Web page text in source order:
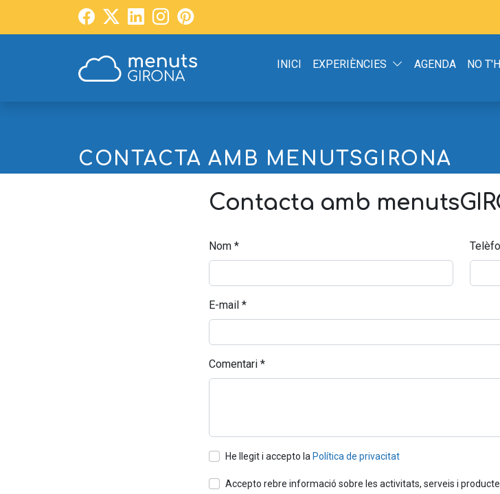
INICI EXPERIÈNCIES AGENDA NO
CONTACTA AMB MENUTSGIRONA
Contacta amb
Nom *
E-mail *
Comentari *
He llegit i accepto la Política de privacitat
Accepto rebre informació sobre les activitats, serveis i